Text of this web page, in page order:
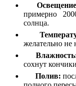
примерно
солнца.
желательно не
сохнут
Полив: